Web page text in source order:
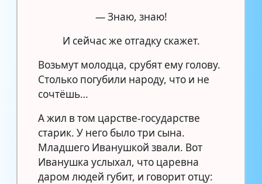
— Знаю, знаю!
И сейчас же отгадку скажет.
Возьмут молодца, срубят ему голову.
Столько погубили народу, что и не
сочтёшь…
А жил в том царстве-государстве
старик. У него было три сына.
Младшего Иванушкой звали. Вот
Иванушка услыхал, что царевна
даром людей губит, и говорит отцу: